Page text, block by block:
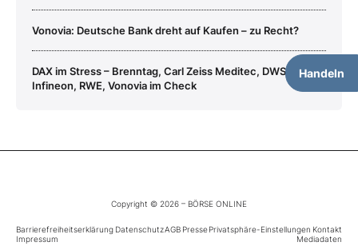
Handeln
Vonovia: Deutsche Bank dreht auf Kaufen – zu Recht?
DAX im Stress – Brenntag, Carl Zeiss Meditec, DWS,
Infineon, RWE, Vonovia im Check
Copyright © 2026 – BÖRSE ONLINE
Barrierefreiheitserklärung DatenschutzAGB PressePrivatsphäre-Einstellungen Kontakt
Impressum
Mediadaten